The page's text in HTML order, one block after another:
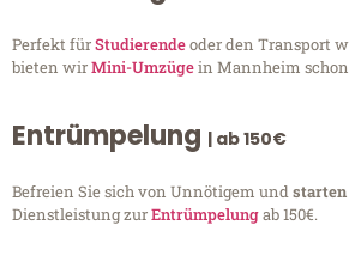
Perfekt fürStudierendeoder den Transport
bieten wirMini-Umzügein Mannheim schon
Entrümpelung | ab 150€
Befreien Sie sich von Unnötigem und
Dienstleistung zurEntrümpelungab 150€.